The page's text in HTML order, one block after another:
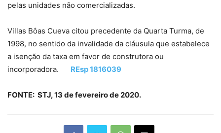
pelas unidades não comercializadas.
Villas Bôas Cueva citou precedente da Quarta Turma, de
1998, no sentido da invalidade da cláusula que estabelece
a isenção da taxa em favor de construtora ou
incorporadora. REsp 1816039
FONTE: STJ, 13 de fevereiro de 2020.